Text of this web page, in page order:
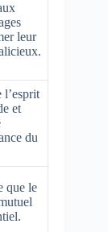
leur
l’esprit
et
du
que le